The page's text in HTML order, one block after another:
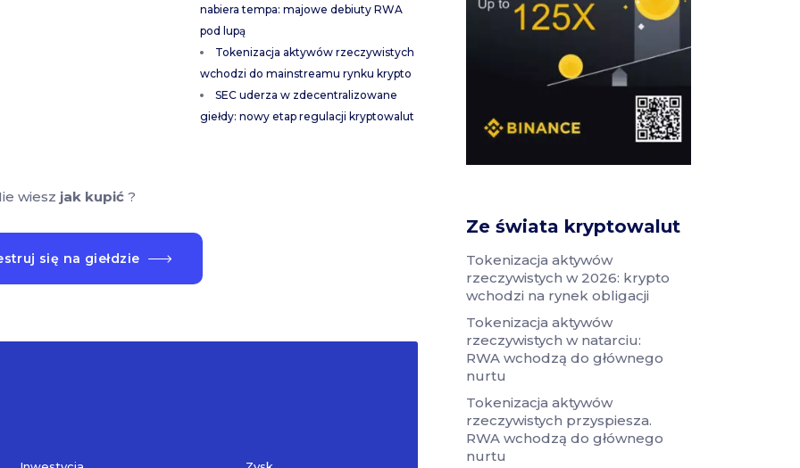
nabiera tempa: majowe debiuty RWA
pod lupą
Tokenizacja aktywów rzeczywistych
wchodzi do mainstreamu rynku krypto
SEC uderza w zdecentralizowane
giełdy: nowy etap regulacji kryptowalut
wiesz jak kupić?
się na giełdzie
Ze świata kryptowalut
Tokenizacja aktywów
rzeczywistych w 2026: krypto
wchodzi na rynek obligacji
Tokenizacja aktywów
rzeczywistych w natarciu:
RWA wchodzą do głównego
nurtu
Tokenizacja aktywów
rzeczywistych przyspiesza.
RWA wchodzą do głównego
nurtu